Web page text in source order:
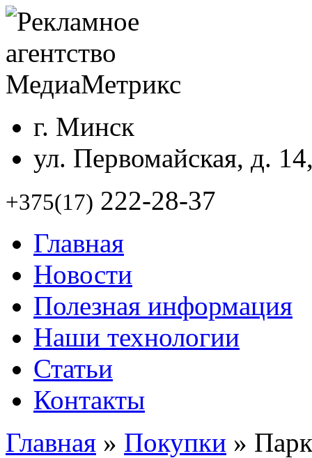
г. Минск
ул. Первомайская, д.
+375(17) 222-28-37
Главная
Новости
Полезная информация
Наши технологии
Статьи
Контакты
Главная » Покупки »